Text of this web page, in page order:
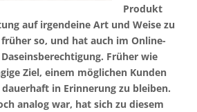
Produkt
auf irgendeine Art und Weise zu
so, und hat auch im Online-
Früher wie
Ziel, einem möglichen Kunden
in Erinnerung zu bleiben.
analog war, hat sich zu diesem